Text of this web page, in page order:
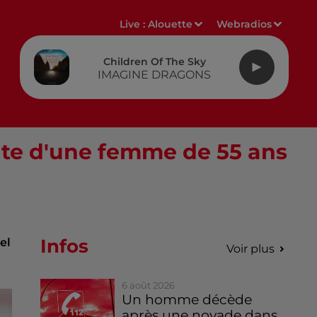
Live :Alouette Webradios
Children Of The Sky
IMAGINE DRAGONS
d'une femme de 55 ans
Infos Voir plus
6 août 2026
Un homme décède